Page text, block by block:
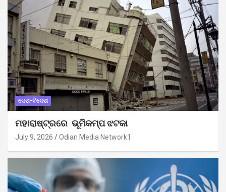
ଦେଶ-ବିଦେଶ
ମହାରାଷ୍ଟ୍ରରେ ଭୂମିକମ୍ପ ଝଟକା
July 9, 2026 Odian Media Network1